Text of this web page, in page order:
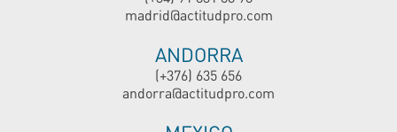
madrid@actitudpro.com
ANDORRA
(+376) 635 656
andorra@actitudpro.com